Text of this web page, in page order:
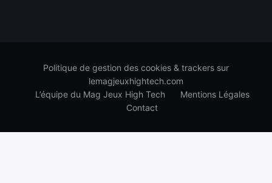
Politique de gestion des cookies & trackers sur
lemagjeuxhightech.com
L’équipe du Mag Jeux High Tech
Mentions Légales
Contact